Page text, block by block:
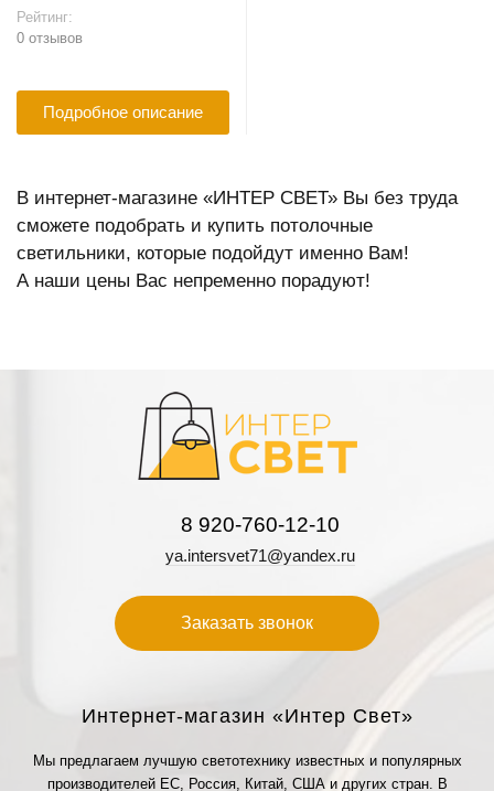
Рейтинг:
0 отзывов
Подробное описание
В интернет-магазине «ИНТЕР СВЕТ» Вы без труда
сможете подобрать и купить потолочные
светильники, которые подойдут именно Вам!
А наши цены Вас непременно порадуют!
8 920-760-12-10
ya.intersvet71@yandex.ru
Заказать звонок
Интернет-магазин «Интер Свет»
Мы предлагаем лучшую светотехнику известных и популярных
производителей ЕС, Россия, Китай, США и других стран. В